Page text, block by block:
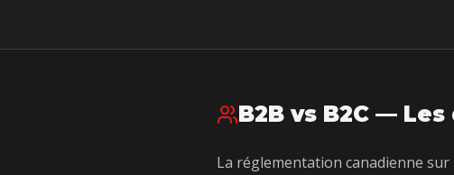
B2B vs B2C —
La réglementation canadienne